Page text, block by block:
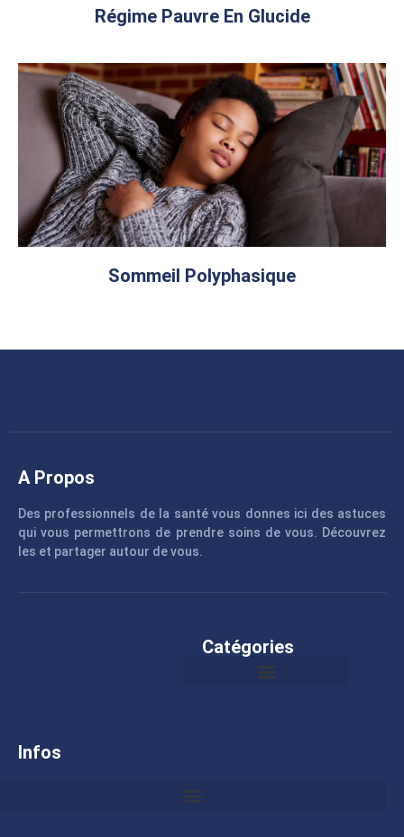
Régime Pauvre En Glucide
Sommeil Polyphasique
A Propos
Des professionnels de la santé vous donnes ici des astuces
qui vous permettrons de prendre soins de vous. Découvrez
les et partager autour de vous.
Catégories
Infos